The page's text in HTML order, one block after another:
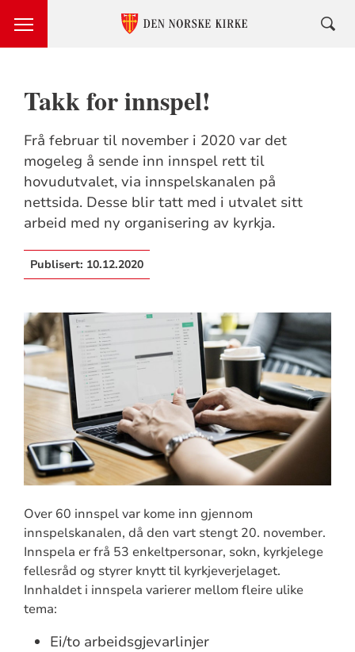
Takk for innspel!
Frå februar til november i 2020 var det
mogeleg å sende inn innspel rett til
hovudutvalet, via innspelskanalen på
nettsida. Desse blir tatt med i utvalet sitt
arbeid med ny organisering av kyrkja.
Publisert: 10.12.2020
Over 60 innspel var kome inn gjennom
innspelskanalen, då den vart stengt 20. november.
Innspela er frå 53 enkeltpersonar, sokn, kyrkjelege
fellesråd og styrer knytt til kyrkjeverjelaget.
Innhaldet i innspela varierer mellom fleire ulike
tema:
Ei/to arbeidsgjevarlinjer